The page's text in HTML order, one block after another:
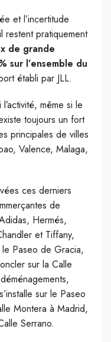
et l’incertitude
restent pratiquement
de grande
sur l’ensemble du
établi par JLL.
même si le
toujours un fort
principales de villes
Valence, Malaga,
ces derniers
de
Hermés,
et Tiffany,
Paseo de Gracia,
sur la Calle
sur le Paseo
Montera à Madrid,
Serrano.